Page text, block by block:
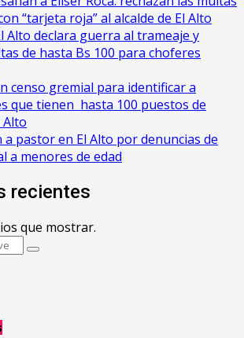
“tarjeta roja” al alcalde de El Alto
Alto declara guerra al trameaje y
de hasta Bs 100 para choferes
censo gremial para identificar a
que tienen hasta 100 puestos de
Alto
a pastor en El Alto por denuncias de
a menores de edad
recientes
que mostrar.
Search